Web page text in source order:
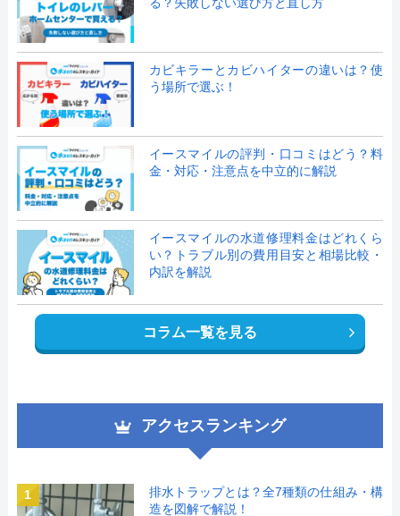
カビキラーとカビハイターの違いは？使
う場所で選ぶ！
イースマイルの評判・口コミはどう？料
金・対応・注意点を中立的に解説
イースマイルの水道修理料金はどれくら
い？トラブル別の費用目安と相場比較・
内訳を解説
コラム一覧を見る
アクセスランキング
1
排水トラップとは？全7種類の仕組み・構
造を図解で解説！